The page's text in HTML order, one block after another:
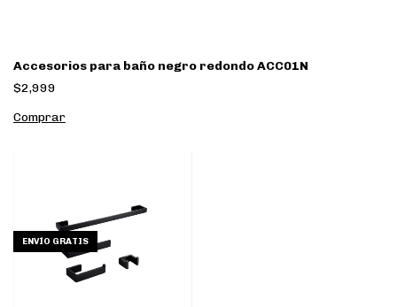
Accesorios para baño negro redondo ACC01N
$2,999
ENVÍO GRATIS